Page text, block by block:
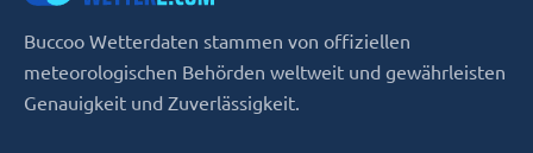
Buccoo Wetterdaten stammen von offiziellen
meteorologischen Behörden weltweit und gewährleisten
Genauigkeit und Zuverlässigkeit.